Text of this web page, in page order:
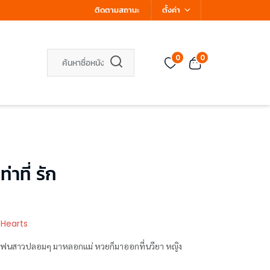
ติดตามสถานะ ตั้งค่า
0 0
าที่ รัก
Hearts
ฟนสาวปลอมๆ มาหลอกแม่ หวยก็มาออกที่นวียา หญิง